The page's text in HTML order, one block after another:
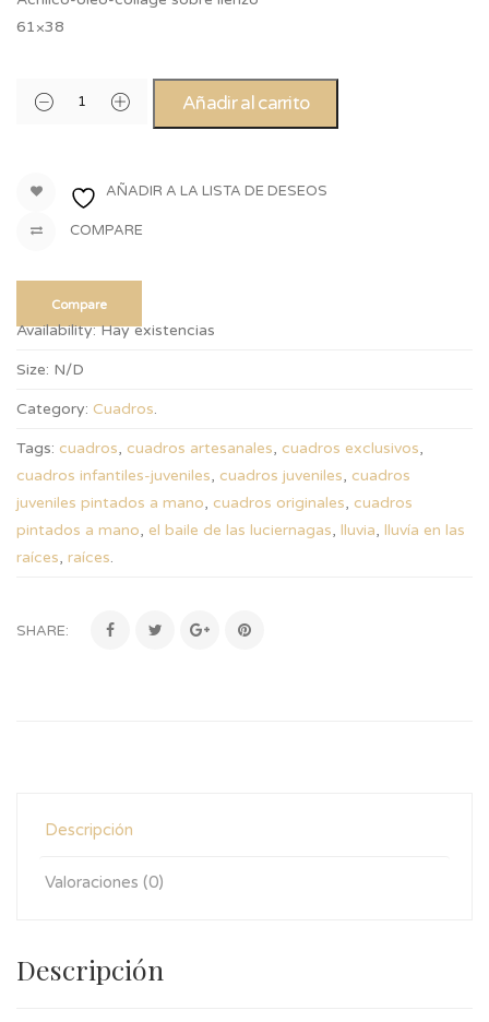
61×38
Añadir al carrito
AÑADIR A LA LISTA DE DESEOS
COMPARE
Compare
Availability: Hay existencias
Size: N/D
Category: Cuadros.
Tags: cuadros, cuadros artesanales, cuadros exclusivos,
cuadros infantiles-juveniles, cuadros juveniles, cuadros
juveniles pintados a mano, cuadros originales, cuadros
pintados a mano, el baile de las luciernagas, lluvia, lluvía en las
raíces, raíces.
SHARE:
Descripción
Valoraciones (0)
Descripción